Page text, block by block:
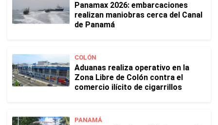
Panamax 2026: embarcaciones
realizan maniobras cerca del Canal
de Panamá
COLÓN
Aduanas realiza operativo en la
Zona Libre de Colón contra el
comercio ilícito de cigarrillos
PANAMÁ